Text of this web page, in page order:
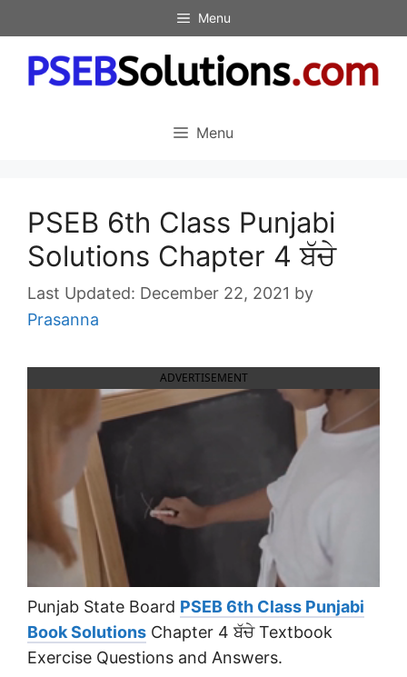
to
content
Menu
Menu
PSEB 6th Class Punjabi
Solutions Chapter 4 ਬੱਚੇ
December 22, 2021 by
Prasanna
ADVERTISEMENT
Punjab State Board PSEB 6th Class Punjabi
Book Solutions Chapter 4 ਬੱਚੇ Textbook
Exercise Questions and Answers.